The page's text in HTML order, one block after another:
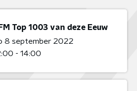
Top 1003 van deze Eeuw
8 september 2022
- 14:00